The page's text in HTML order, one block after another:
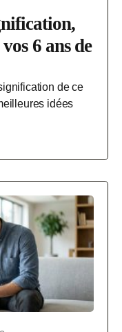
6 ans de
de ce
idées